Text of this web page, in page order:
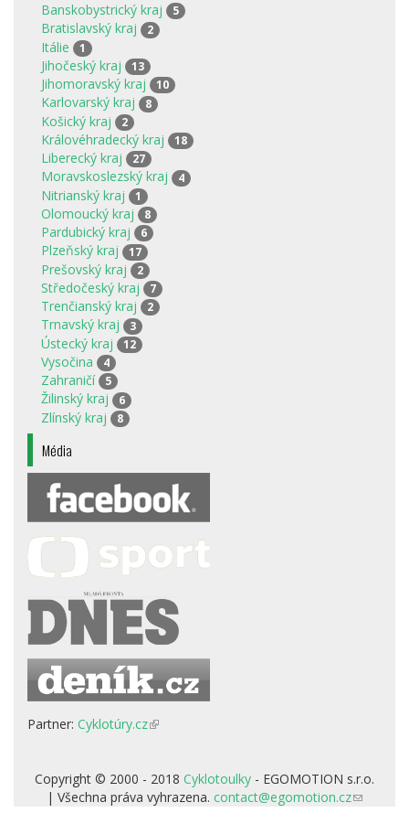
Banskobystrický kraj 5
Bratislavský kraj 2
Itálie 1
Jihočeský kraj 13
Jihomoravský kraj 10
Karlovarský kraj 8
Košický kraj 2
Královéhradecký kraj 18
Liberecký kraj 27
Moravskoslezský kraj 4
Nitrianský kraj 1
Olomoucký kraj 8
Pardubický kraj 6
Plzeňský kraj 17
Prešovský kraj 2
Středočeský kraj 7
Trenčianský kraj 2
Trnavský kraj 3
Ústecký kraj 12
Vysočina 4
Zahraničí 5
Žilinský kraj 6
Zlínský kraj 8
Média
Partner: Cyklotúry.cz(odkaz
Copyright © 2000 - 2018 Cyklotoulky - EGOMOTION s.r.o.
| Všechna práva vyhrazena. contact@egomotion.cz(odkaz